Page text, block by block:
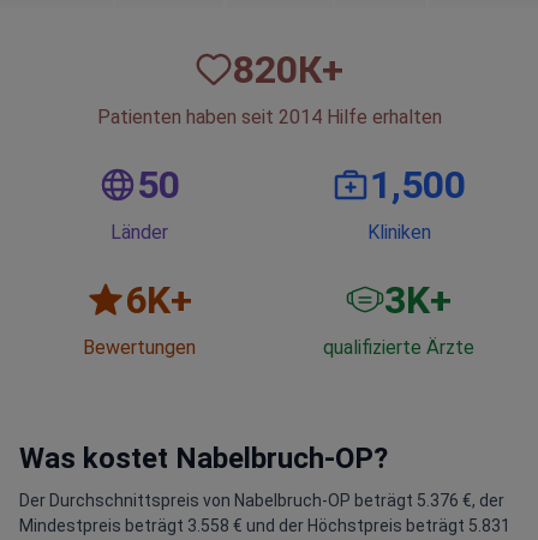
820К+
Patienten haben seit 2014 Hilfe erhalten
50
Länder
1,500
Kliniken
6K+
Bewertungen
3K+
qualifizierte Ärzte
Was kostet Nabelbruch-OP?
Der Durchschnittspreis von Nabelbruch-OP beträgt 5.376 €, der
Mindestpreis beträgt 3.558 € und der Höchstpreis beträgt 5.831